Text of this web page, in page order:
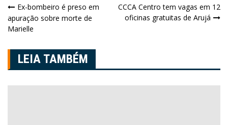
Navegação
de
Post
Ex-bombeiro é preso em
apuração sobre morte de
Marielle
CCCA Centro tem vagas em 12
oficinas gratuitas de Arujá
LEIA TAMBÉM